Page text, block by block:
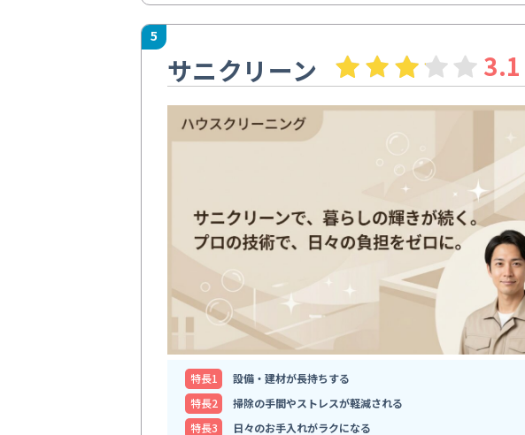
5
サニクリーン 3.1
特⻑1
設備・建材が長持ちする
特⻑2
掃除の手間やストレスが軽減される
特⻑3
日々のお手入れがラクになる